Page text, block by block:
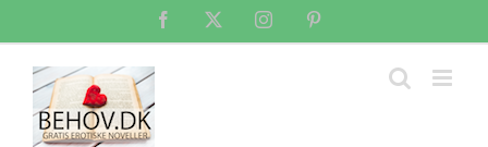
content
Facebook Instagram